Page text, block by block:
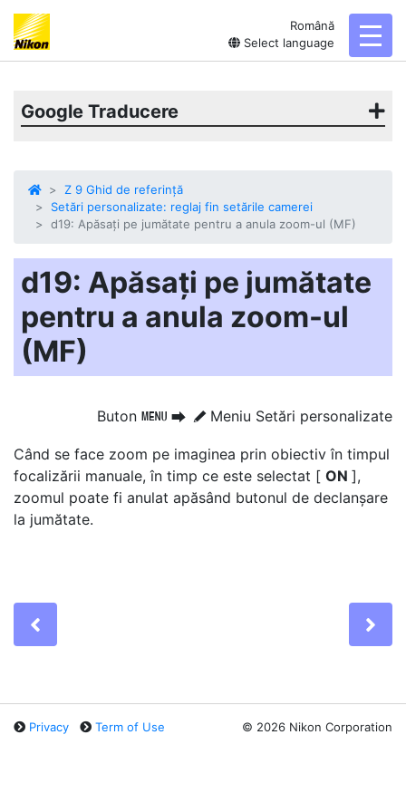
Română
Select language
Google Traducere
Z 9 Ghid de referință
Setări personalizate: reglaj fin setările camerei
d19: Apăsați pe jumătate pentru a anula zoom-ul (MF)
d19: Apăsați pe jumătate
pentru a anula zoom-ul
(MF)
Buton G U A Meniu Setări personalizate
Când se face zoom pe imaginea prin obiectiv în timpul
focalizării manuale, în timp ce este selectat [ ON ],
zoomul poate fi anulat apăsând butonul de declanșare
la jumătate.
Privacy Term of Use © 2026 Nikon Corporation